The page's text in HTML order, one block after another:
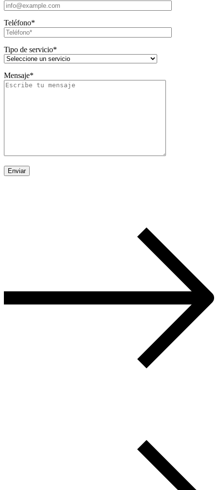
Teléfono*
Tipo de servicio*
Mensaje*